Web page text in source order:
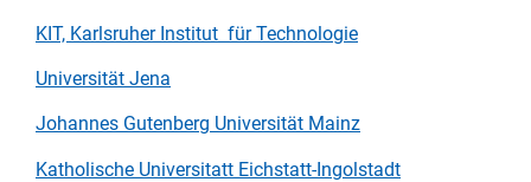
KIT, Karlsruher Institut für Technologie
Universität Jena
Johannes Gutenberg Universität Mainz
Katholische Universitatt Eichstatt-Ingolstadt